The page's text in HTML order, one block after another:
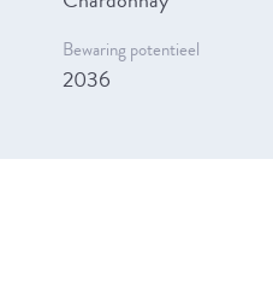
Bewaring potentieel
2036